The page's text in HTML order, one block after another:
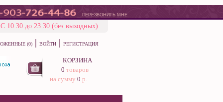
ПЕРЕЗВОНИТЬ МНЕ
С 10:30 до 23:30 (без выходных)
(0) | ВОЙТИ | РЕГИСТРАЦИЯ
КОРЗИНА
0 товаров
на сумму 0 р.